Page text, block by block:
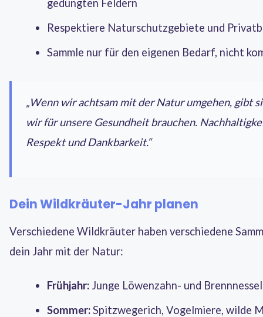
gedüngten Feldern
Respektiere Naturschutzgebiete und
Sammle nur für den eigenen Bedarf, nicht
„Wenn wir achtsam mit der Natur umgehen, gibt
wir für unsere Gesundheit brauchen.
Respekt und Dankbarkeit.“
Dein Wildkräuter-Jahr planen
Verschiedene Wildkräuter haben verschiedene
dein Jahr mit der Natur:
Frühjahr: Junge Löwenzahn- und
Sommer:Spitzwegerich, Vogelmiere, wilde